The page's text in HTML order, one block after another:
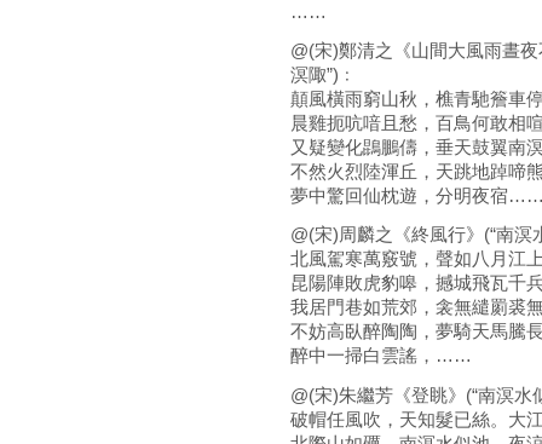
……
@(宋)鄭清之《山間大風雨晝
溟陬”)﹕
顛風橫雨窮山秋，樵青馳簷車
晨雞扼吭喑且愁，百鳥何敢相
又疑變化鵾鵬儔，垂天鼓翼南
不然火烈陸渾丘，天跳地踔啼
夢中驚回仙枕遊，分明夜宿
@(宋)周麟之《終風行》(“南溟
北風駕寒萬竅號，聲如八月江
昆陽陣敗虎豹嗥，撼城飛瓦千
我居門巷如荒郊，衾無繾罽裘
不妨高臥醉陶陶，夢騎天馬騰
醉中一掃白雲謠，……
@(宋)朱繼芳《登眺》(“南溟水
破帽任風吹，天知髮已絲。大